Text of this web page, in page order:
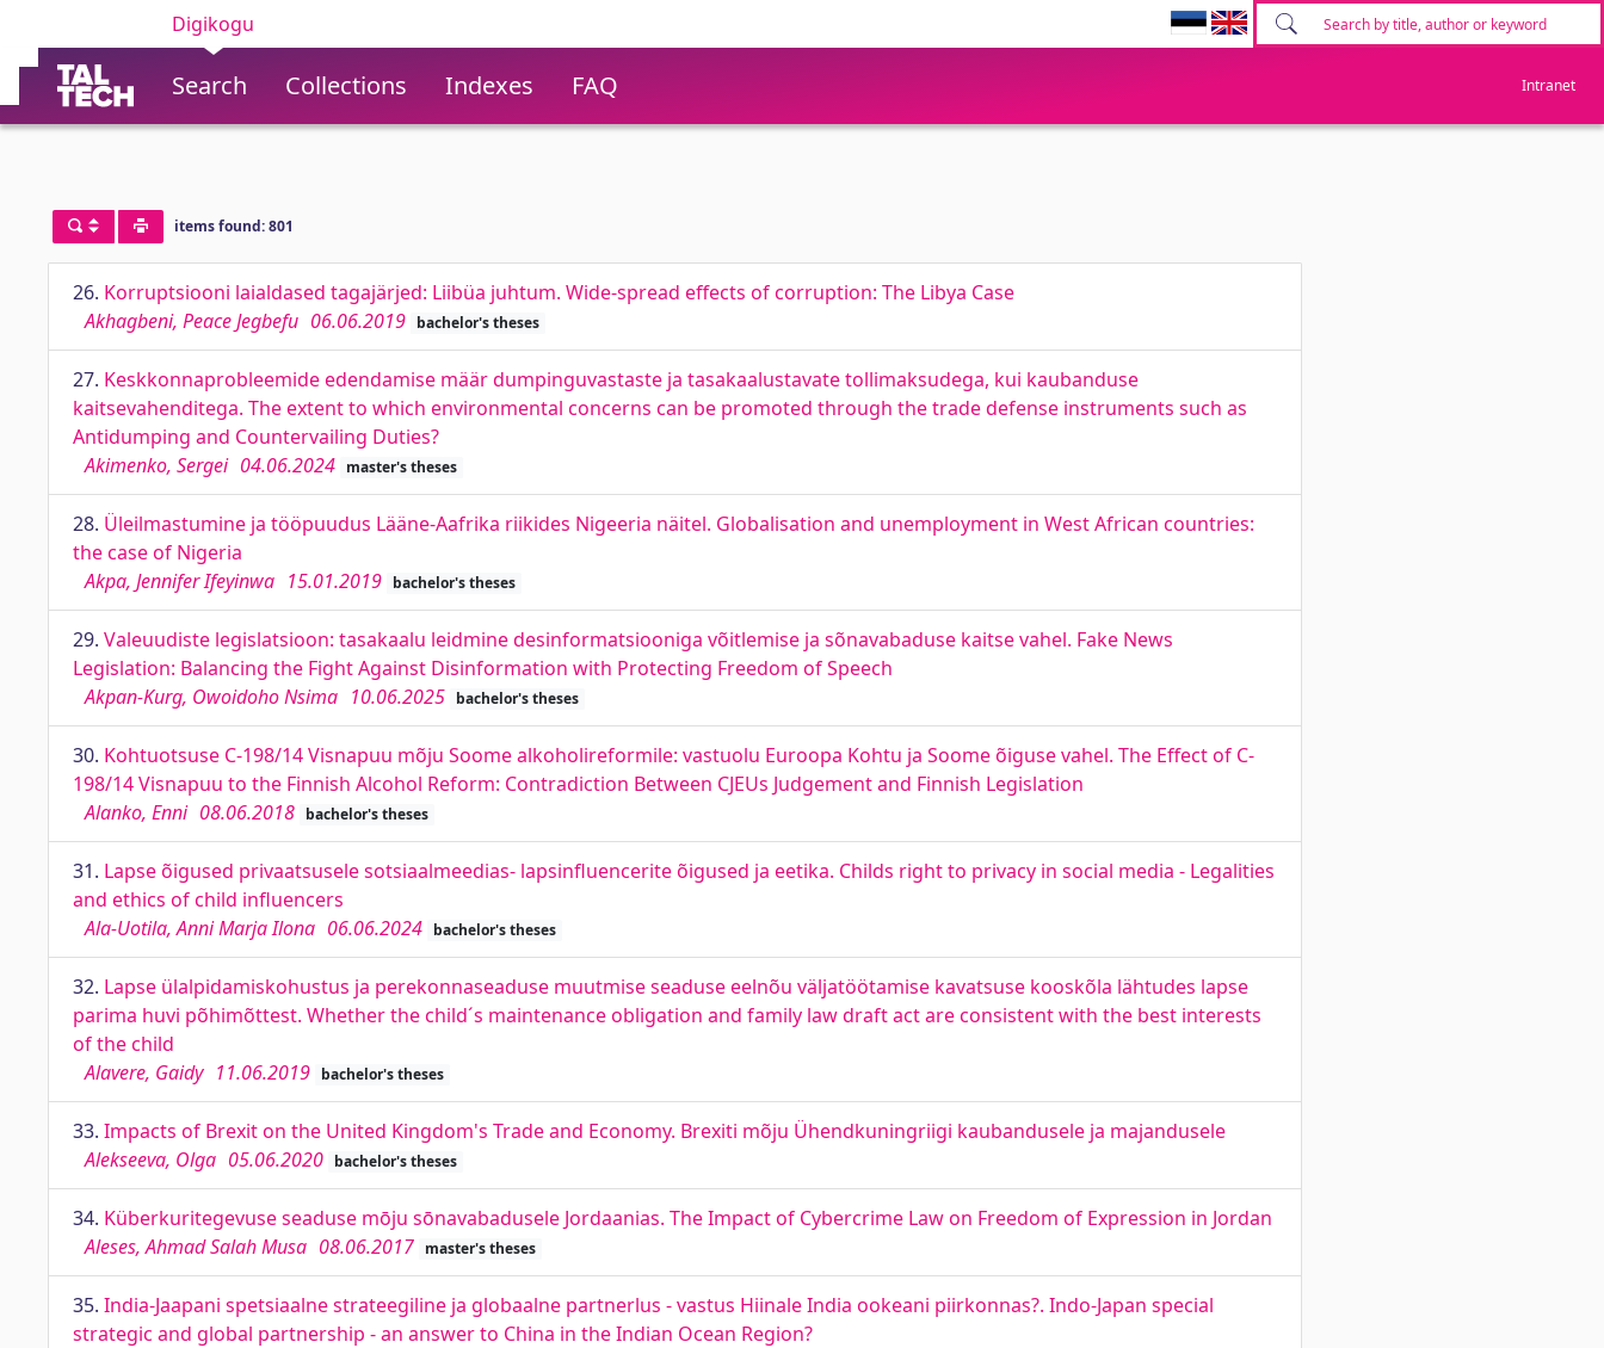
Digikogu
Search Collections Indexes FAQ Intranet
items found: 801
26. Korruptsiooni laialdased tagajärjed: Liibüa juhtum. Wide-spread effects of corruption: The Libya Case
Akhagbeni, Peace Jegbefu 06.06.2019 bachelor's theses
27. Keskkonnaprobleemide edendamise määr dumpinguvastaste ja tasakaalustavate tollimaksudega, kui kaubanduse
kaitsevahenditega. The extent to which environmental concerns can be promoted through the trade defense instruments such as
Antidumping and Countervailing Duties?
Akimenko, Sergei 04.06.2024 master's theses
28. Üleilmastumine ja tööpuudus Lääne-Aafrika riikides Nigeeria näitel. Globalisation and unemployment in West African countries:
the case of Nigeria
Akpa, Jennifer Ifeyinwa 15.01.2019 bachelor's theses
29. Valeuudiste legislatsioon: tasakaalu leidmine desinformatsiooniga võitlemise ja sõnavabaduse kaitse vahel. Fake News
Legislation: Balancing the Fight Against Disinformation with Protecting Freedom of Speech
Akpan-Kurg, Owoidoho Nsima 10.06.2025 bachelor's theses
30. Kohtuotsuse C-198/14 Visnapuu mõju Soome alkoholireformile: vastuolu Euroopa Kohtu ja Soome õiguse vahel. The Effect of C-
198/14 Visnapuu to the Finnish Alcohol Reform: Contradiction Between CJEUs Judgement and Finnish Legislation
Alanko, Enni 08.06.2018 bachelor's theses
31. Lapse õigused privaatsusele sotsiaalmeedias- lapsinfluencerite õigused ja eetika. Childs right to privacy in social media - Legalities
and ethics of child influencers
Ala-Uotila, Anni Marja Ilona 06.06.2024 bachelor's theses
32. Lapse ülalpidamiskohustus ja perekonnaseaduse muutmise seaduse eelnõu väljatöötamise kavatsuse kooskõla lähtudes lapse
parima huvi põhimõttest. Whether the child´s maintenance obligation and family law draft act are consistent with the best interests
of the child
Alavere, Gaidy 11.06.2019 bachelor's theses
33. Impacts of Brexit on the United Kingdom's Trade and Economy. Brexiti mõju Ühendkuningriigi kaubandusele ja majandusele
Alekseeva, Olga 05.06.2020 bachelor's theses
34. Küberkuritegevuse seaduse mōju sōnavabadusele Jordaanias. The Impact of Cybercrime Law on Freedom of Expression in Jordan
Aleses, Ahmad Salah Musa 08.06.2017 master's theses
35. India-Jaapani spetsiaalne strateegiline ja globaalne partnerlus - vastus Hiinale India ookeani piirkonnas?. Indo-Japan special
strategic and global partnership - an answer to China in the Indian Ocean Region?